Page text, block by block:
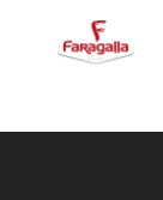
Faragalla